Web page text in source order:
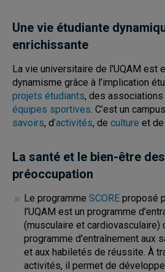
Une vie étudiante
enrichissante
La vie universitaire de l'UQAM est
dynamisme grâce à l’implication
projets étudiants, des
équipes sportives. C’est un
savoirs, d’activités, de culture et de
La santé et le bien-être
préoccupation
Le programme SCORE proposé
l’UQAM est un programme
(musculaire et cardiovasculaire)
programme d'entraînement aux
et aux habiletés de réussite. À
activités, il permet de